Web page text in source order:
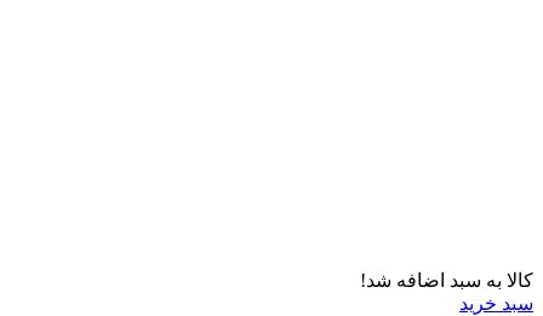
کالا به سبد اضافه شد!
سبد خرید